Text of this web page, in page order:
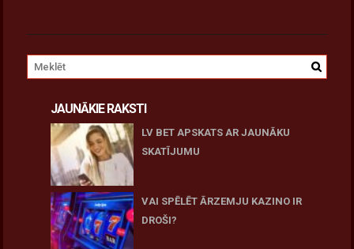
JAUNĀKIE RAKSTI
LV BET APSKATS AR JAUNĀKU
SKATĪJUMU
VAI SPĒLĒT ĀRZEMJU KAZINO IR
DROŠI?